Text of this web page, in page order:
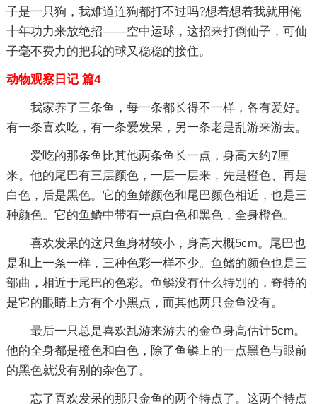
子是一只狗，我难道连狗都打不过吗?想着想着我就用俺
十年功力来放绝招——空中运球，这招来打倒仙子，可仙
子毫不费力的把我的球又稳稳的接住。
动物观察日记 篇4
我家养了三条鱼，每一条都长得不一样，各有爱好。
有一条喜欢吃，有一条爱发呆，另一条老是乱游来游去。
爱吃的那条鱼比其他两条鱼长一点，身高大约7厘
米。他的尾巴有三层颜色，一层一层来，先是橙色、再是
白色，后是黑色。它的鱼鳍颜色和尾巴颜色相近，也是三
种颜色。它的鱼鳞中带有一点白色和黑色，全身橙色。
喜欢发呆的这只鱼身材较小，身高大概5cm。尾巴也
是和上一条一样，三种色彩一样不少。鱼鳍的颜色也是三
部曲，相近于尾巴的色彩。鱼鳞没有什么特别的，奇特的
是它的眼睛上方有个小黑点，而其他两只金鱼没有。
最后一只总是喜欢乱游来游去的金鱼身高估计5cm。
他的全身都是橙色和白色，除了鱼鳞上的一点黑色与眼前
的黑色就没有别的杂色了。
忘了喜欢发呆的那只金鱼的两个特点了。这两个特点